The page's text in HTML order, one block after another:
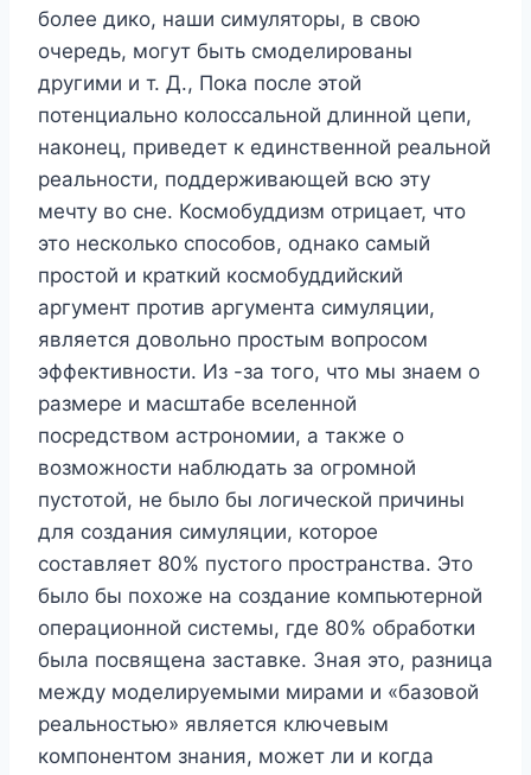
более дико, наши симуляторы, в свою
очередь, могут быть смоделированы
другими и т. Д., Пока после этой
потенциально колоссальной длинной цепи,
наконец, приведет к единственной реальной
реальности, поддерживающей всю эту
мечту во сне. Космобуддизм отрицает, что
это несколько способов, однако самый
простой и краткий космобуддийский
аргумент против аргумента симуляции,
является довольно простым вопросом
эффективности. Из -за того, что мы знаем о
размере и масштабе вселенной
посредством астрономии, а также о
возможности наблюдать за огромной
пустотой, не было бы логической причины
для создания симуляции, которое
составляет 80% пустого пространства. Это
было бы похоже на создание компьютерной
операционной системы, где 80% обработки
была посвящена заставке. Зная это, разница
между моделируемыми мирами и «базовой
реальностью» является ключевым
компонентом знания, может ли и когда